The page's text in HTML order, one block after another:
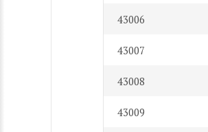
43006
43007
43008
43009